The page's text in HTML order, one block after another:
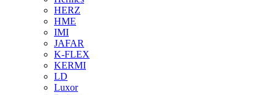
HERZ
HME
IMI
JAFAR
K-FLEX
KERMI
LD
Luxor